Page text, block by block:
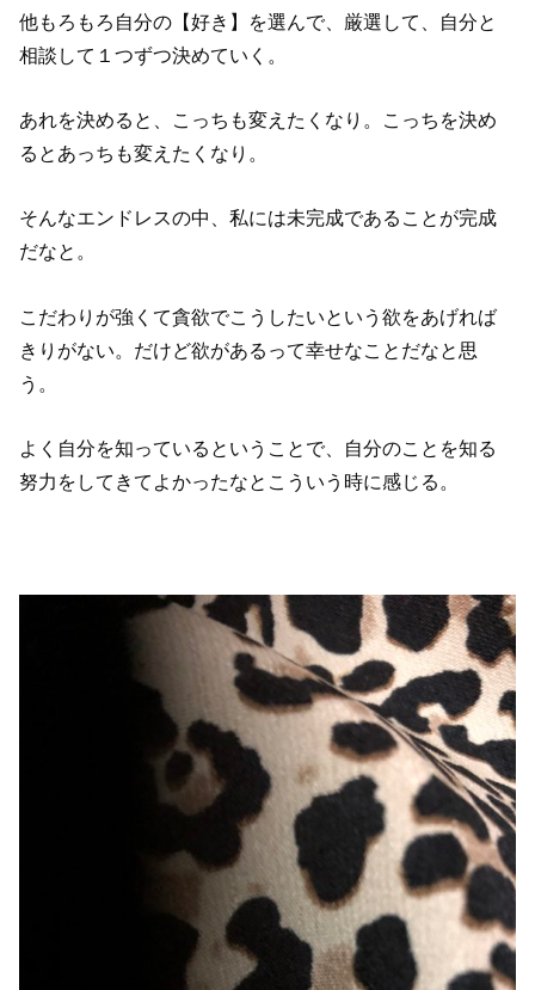
他もろもろ自分の【好き】を選んで、厳選して、自分と
相談して１つずつ決めていく。
あれを決めると、こっちも変えたくなり。こっちを決め
るとあっちも変えたくなり。
そんなエンドレスの中、私には未完成であることが完成
だなと。
こだわりが強くて貪欲でこうしたいという欲をあげれば
きりがない。だけど欲があるって幸せなことだなと思
う。
よく自分を知っているということで、自分のことを知る
努力をしてきてよかったなとこういう時に感じる。